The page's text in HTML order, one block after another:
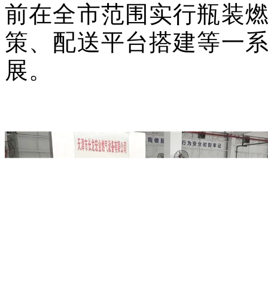
前在全市范围实行瓶装
策、配送平台搭建等一
展。